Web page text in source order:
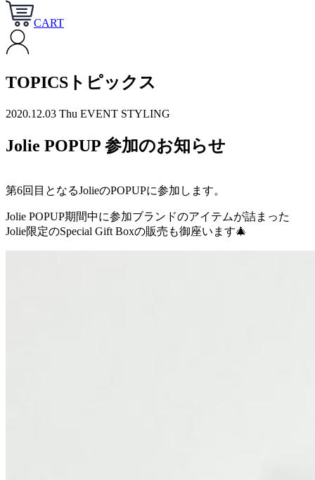
CART
TOPICS トピックス
2020.12.03 Thu EVENT STYLING
Jolie POPUP 参加のお知らせ
第6回目となるJolieのPOPUPに参加します。
Jolie POPUP期間中に参加ブランドのアイテムが詰まった
Jolie限定のSpecial Gift Boxの販売も御座います🎄